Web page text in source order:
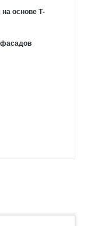
основе Т-